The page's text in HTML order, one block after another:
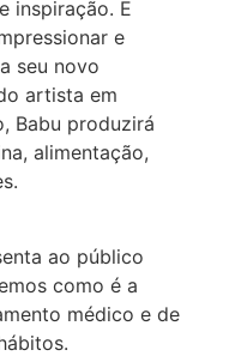
inspiração. E
e
seu novo
artista em
Babu produzirá
alimentação,
ao público
como é a
médico e de